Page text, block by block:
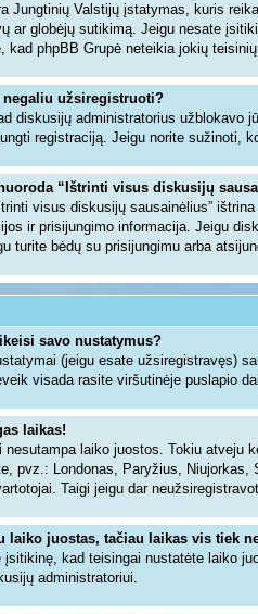
Jungtinių Valstijų įstatymas, kuris
ar globėjų sutikimą. Jeigu nesate
kad phpBB Grupė neteikia jokių
negaliu užsiregistruoti?
diskusijų administratorius užblokavo
registraciją. Jeigu norite sužinoti,
“Ištrinti visus diskusijų
visus diskusijų sausainėlius”
ir prisijungimo informacija. Jeigu
turite bėdų su prisijungimu arba
savo nustatymus?
(jeigu esate užsiregistravęs)
visada rasite viršutinėje puslapio
laikas!
nesutampa laiko juostos. Tokiu atveju
pvz.: Londonas, Paryžius,
Taigi jeigu dar
laiko juostas, tačiau laikas vis tiek
įsitikinę, kad teisingai nustatėte laiko
administratoriui.